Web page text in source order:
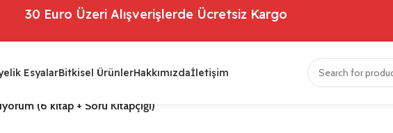
30 Euro Üzeri Alışverişlerde Ücretsiz Kargo
EsyalarBitkisel ÜrünlerHakkımızdaİletişim
(6 kitap + Soru Kitapçığı)